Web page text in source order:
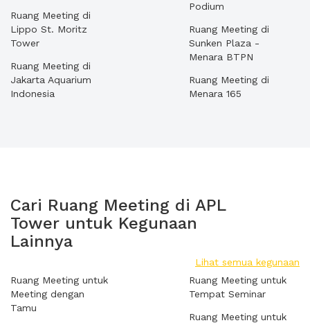
Ruang Meeting di
Lippo St. Moritz
Tower
Ruang Meeting di
Jakarta Aquarium
Indonesia
Podium
Ruang Meeting di
Sunken Plaza -
Menara BTPN
Ruang Meeting di
Menara 165
Cari Ruang Meeting di APL
Tower untuk Kegunaan
Lainnya
Lihat semua kegunaan
Ruang Meeting untuk
Meeting dengan
Tamu
Ruang Meeting untuk
Tempat Seminar
Ruang Meeting untuk